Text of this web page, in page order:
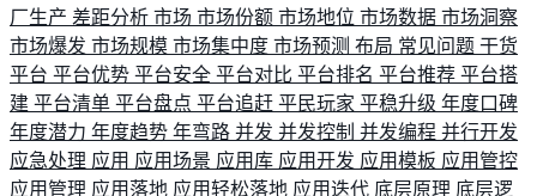
厂生产 差距分析 市场 市场份额 市场地位 市场数据 市场洞察
市场爆发 市场规模 市场集中度 市场预测 布局 常见问题 干货
平台 平台优势 平台安全 平台对比 平台排名 平台推荐 平台搭
建 平台清单 平台盘点 平台追赶 平民玩家 平稳升级 年度口碑
年度潜力 年度趋势 年弯路 并发 并发控制 并发编程 并行开发
应急处理 应用 应用场景 应用库 应用开发 应用模板 应用管控
应用管理 应用落地 应用轻松落地 应用迭代 底层原理 底层逻